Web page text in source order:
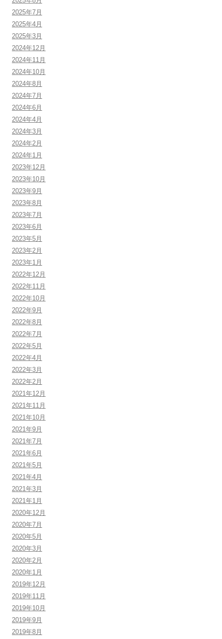
2025年7月
2025年4月
2025年3月
2024年12月
2024年11月
2024年10月
2024年8月
2024年7月
2024年6月
2024年4月
2024年3月
2024年2月
2024年1月
2023年12月
2023年10月
2023年9月
2023年8月
2023年7月
2023年6月
2023年5月
2023年2月
2023年1月
2022年12月
2022年11月
2022年10月
2022年9月
2022年8月
2022年7月
2022年5月
2022年4月
2022年3月
2022年2月
2021年12月
2021年11月
2021年10月
2021年9月
2021年7月
2021年6月
2021年5月
2021年4月
2021年3月
2021年1月
2020年12月
2020年7月
2020年5月
2020年3月
2020年2月
2020年1月
2019年12月
2019年11月
2019年10月
2019年9月
2019年8月